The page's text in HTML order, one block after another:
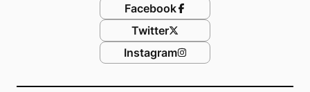
Facebook
Twitter
Instagram